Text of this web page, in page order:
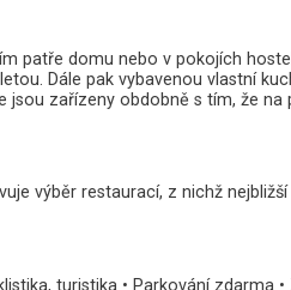
patře domu nebo v pokojích
Dále pak vybavenou vlastní
jsou zařízeny obdobně s tím, že na
výběr restaurací, z nichž
turistika • Parkování zdarma